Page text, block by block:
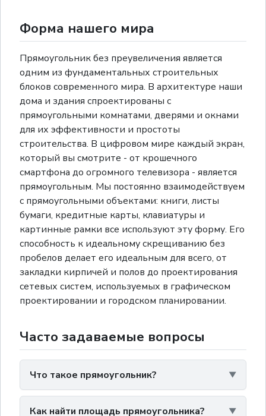
Форма нашего мира
Прямоугольник без преувеличения является
одним из фундаментальных строительных
блоков современного мира. В архитектуре наши
дома и здания спроектированы с
прямоугольными комнатами, дверями и окнами
для их эффективности и простоты
строительства. В цифровом мире каждый экран,
который вы смотрите - от крошечного
смартфона до огромного телевизора - является
прямоугольным. Мы постоянно взаимодействуем
с прямоугольными объектами: книги, листы
бумаги, кредитные карты, клавиатуры и
картинные рамки все используют эту форму. Его
способность к идеальному скрещиванию без
пробелов делает его идеальным для всего, от
закладки кирпичей и полов до проектирования
сетевых систем, используемых в графическом
проектировании и городском планировании.
Часто задаваемые вопросы
Что такое прямоугольник?
Как найти площадь прямоугольника?